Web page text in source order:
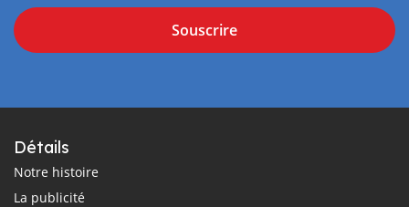
Souscrire
Détails
Notre histoire
La publicité